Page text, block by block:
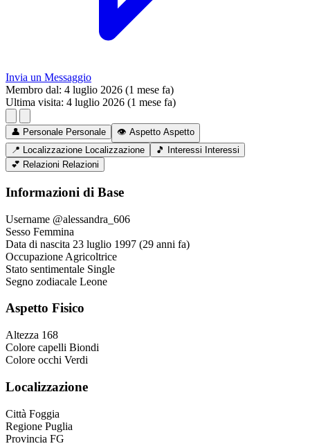
Invia un Messaggio
Membro dal: 4 luglio 2026 (1 mese fa)
Ultima visita: 4 luglio 2026 (1 mese fa)
👤 Personale Personale 👁️ Aspetto Aspetto
📍 Localizzazione Localizzazione 🎵 Interessi Interessi
💕 Relazioni Relazioni
Informazioni di Base
Username @alessandra_606
Sesso Femmina
Data di nascita 23 luglio 1997 (29 anni fa)
Occupazione Agricoltrice
Stato sentimentale Single
Segno zodiacale Leone
Aspetto Fisico
Altezza 168
Colore capelli Biondi
Colore occhi Verdi
Localizzazione
Città Foggia
Regione Puglia
Provincia FG